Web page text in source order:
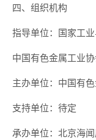
四、组织机构
指导单位：国家工
中国有色金属工业
主办单位：中国有
支持单位：待定
承办单位：北京海